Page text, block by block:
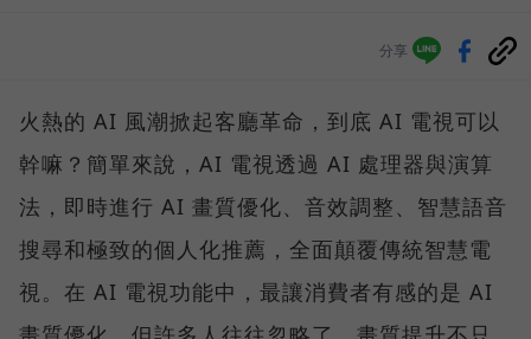
分享
火熱的 AI 風潮掀起客廳革命，到底 AI 電視可以
幹嘛？簡單來說，AI 電視透過 AI 處理器與演算
法，即時進行 AI 畫質優化、音效調整、智慧語音
搜尋和極致的個人化推薦，全面顛覆傳統智慧電
視。在 AI 電視功能中，最讓消費者有感的是 AI